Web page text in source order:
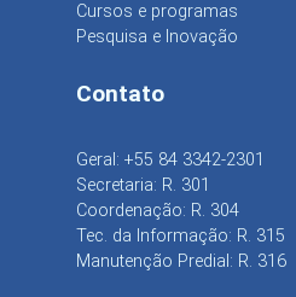
Cursos e programas
Pesquisa e Inovação
Contato
Geral: +55 84 3342-2301
Secretaria: R. 301
Coordenação: R. 304
Tec. da Informação: R. 315
Manutenção Predial: R. 316